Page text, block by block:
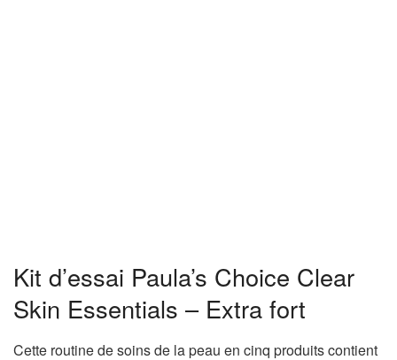
Kit d’essai Paula’s Choice Clear
Skin Essentials – Extra fort
Cette routine de soins de la peau en cinq produits contient